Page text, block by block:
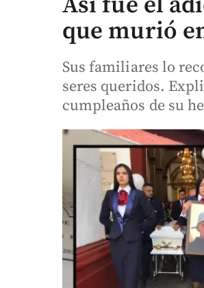
que murió
Sus familiares lo
seres queridos.
cumpleaños de su